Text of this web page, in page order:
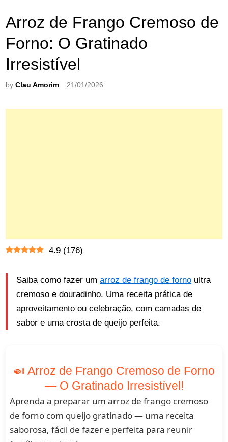
Arroz de Frango Cremoso de
Forno: O Gratinado
Irresistível
byClau Amorim 21/01/2026
4.9 (176)
Saiba como fazer umarroz de frango de forno ultra
cremoso e douradinho. Uma receita prática de
aproveitamento ou celebração, com camadas de
sabor e uma crosta de queijo perfeita.
🍛 Arroz de Frango Cremoso de Forno
— O Gratinado Irresistível!
Aprenda a preparar um arroz de frango cremoso
de forno com queijo gratinado — uma receita
saborosa, fácil de fazer e perfeita para reunir